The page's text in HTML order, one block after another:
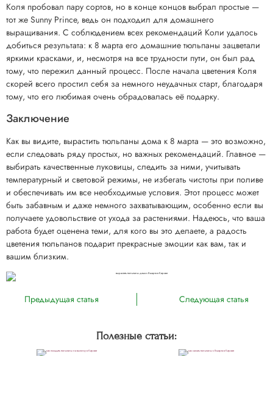
Коля пробовал пару сортов, но в конце концов выбрал простые —
тот же Sunny Prince, ведь он подходил для домашнего
выращивания. С соблюдением всех рекомендаций Коли удалось
добиться результата: к 8 марта его домашние тюльпаны зацветали
яркими красками, и, несмотря на все трудности пути, он был рад
тому, что пережил данный процесс. После начала цветения Коля
скорей всего простил себя за немного неудачных старт, благодаря
тому, что его любимая очень обрадовалась её подарку.
Заключение
Как вы видите, вырастить тюльпаны дома к 8 марта — это возможно,
если следовать ряду простых, но важных рекомендаций. Главное —
выбирать качественные луковицы, следить за ними, учитывать
температурный и световой режимы, не избегать чистоты при поливе
и обеспечивать им все необходимые условия. Этот процесс может
быть забавным и даже немного захватывающим, особенно если вы
получаете удовольствие от ухода за растениями. Надеюсь, что ваша
работа будет оценена теми, для кого вы это делаете, а радость
цветения тюльпанов подарит прекрасные эмоции как вам, так и
вашим близким.
Предыдущая статья Следующая статья
Полезные статьи: